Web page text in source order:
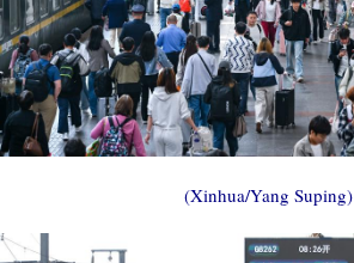
(Xinhua/Yang Suping)